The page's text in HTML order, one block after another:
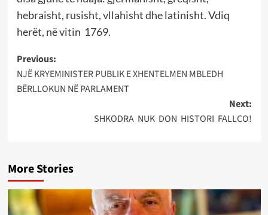
hebraisht, rusisht, vllahisht dhe latinisht. Vdiq
herët, në vitin 1769.
Post
navigation
Previous:
NJË KRYEMINISTER PUBLIK E XHENTELMEN MBLEDH
BËRLLOKUN NË PARLAMENT
Next:
SHKODRA NUK DON HISTORI FALLCO!
More Stories